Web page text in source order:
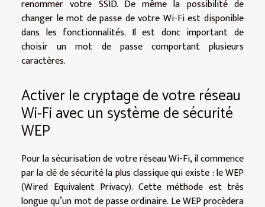
renommer votre SSID. De même la possibilité de
changer le mot de passe de votre Wi-Fi est disponible
dans les fonctionnalités. Il est donc important de
choisir un mot de passe comportant plusieurs
caractères.
Activer le cryptage de votre réseau
Wi-Fi avec un système de sécurité
WEP
Pour la sécurisation de votre réseau Wi-Fi, il commence
par la clé de sécurité la plus classique qui existe : le WEP
(Wired Equivalent Privacy). Cette méthode est très
longue qu’un mot de passe ordinaire. Le WEP procèdera